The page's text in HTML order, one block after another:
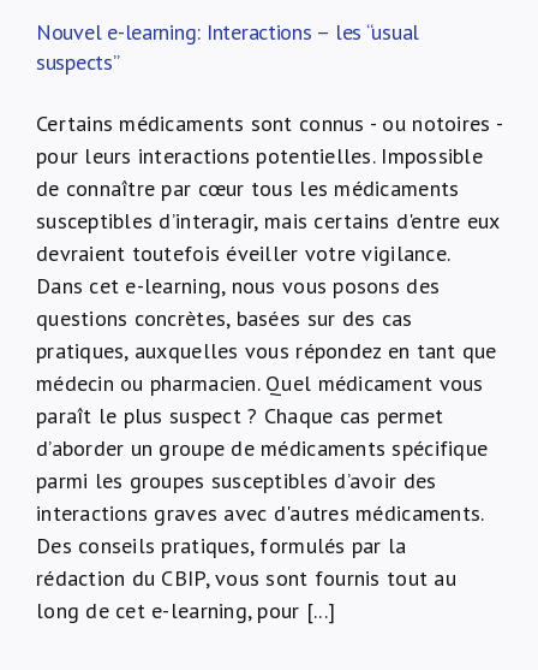
Nouvel e-learning: Interactions – les “usual
suspects”
Certains médicaments sont connus - ou notoires -
pour leurs interactions potentielles. Impossible
de connaître par cœur tous les médicaments
susceptibles d’interagir, mais certains d'entre eux
devraient toutefois éveiller votre vigilance.
Dans cet e-learning, nous vous posons des
questions concrètes, basées sur des cas
pratiques, auxquelles vous répondez en tant que
médecin ou pharmacien. Quel médicament vous
paraît le plus suspect ? Chaque cas permet
d’aborder un groupe de médicaments spécifique
parmi les groupes susceptibles d’avoir des
interactions graves avec d'autres médicaments.
Des conseils pratiques, formulés par la
rédaction du CBIP, vous sont fournis tout au
long de cet e-learning, pour [...]